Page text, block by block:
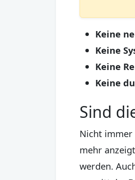
Keine
Keine
Keine
Keine
Sind
Nicht immer
mehr
werden.